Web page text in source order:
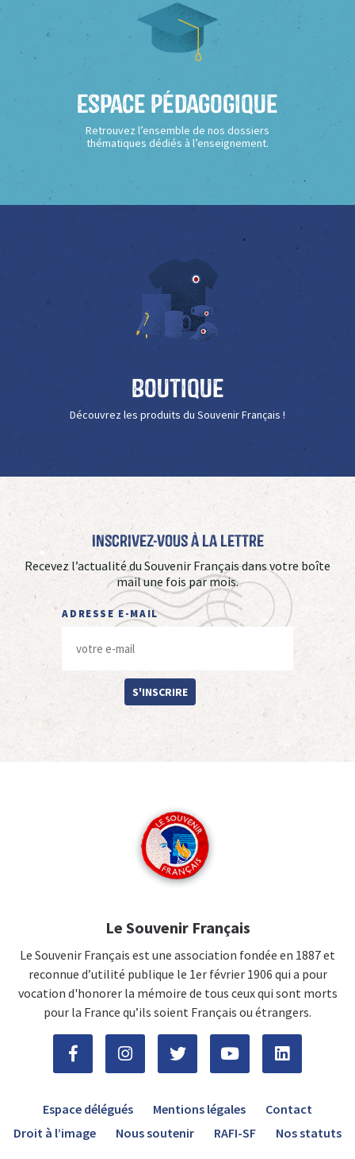
Espace Pédagogique
Retrouvez l’ensemble de nos dossiers
thématiques dédiés à l’enseignement.
Boutique
Découvrez les produits du Souvenir Français !
Inscrivez-vous à La Lettre
Recevez l’actualité du Souvenir Français dans votre boîte
mail une fois par mois.
ADRESSE E-MAIL
S'INSCRIRE
Le Souvenir Français
Le Souvenir Français est une association fondée en 1887 et
reconnue d’utilité publique le 1er février 1906 qui a pour
vocation d'honorer la mémoire de tous ceux qui sont morts
pour la France qu’ils soient Français ou étrangers.
Espace délégués Mentions légales
Contact
Droit à l’image
Nous soutenir RAFI-SF Nos statuts